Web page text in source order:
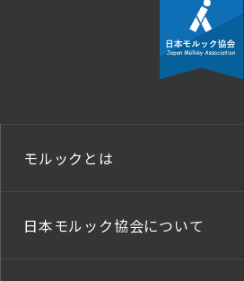
モルックとは
日本モルック協会について